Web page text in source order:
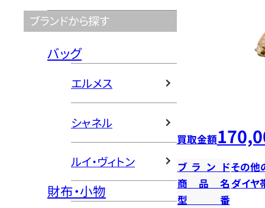
ブランドから探す
バッグ
エルメス
シャネル
ルイ・ヴィトン
財布・小物
買取金額
ブランドその他
商品名ダイヤ
型番